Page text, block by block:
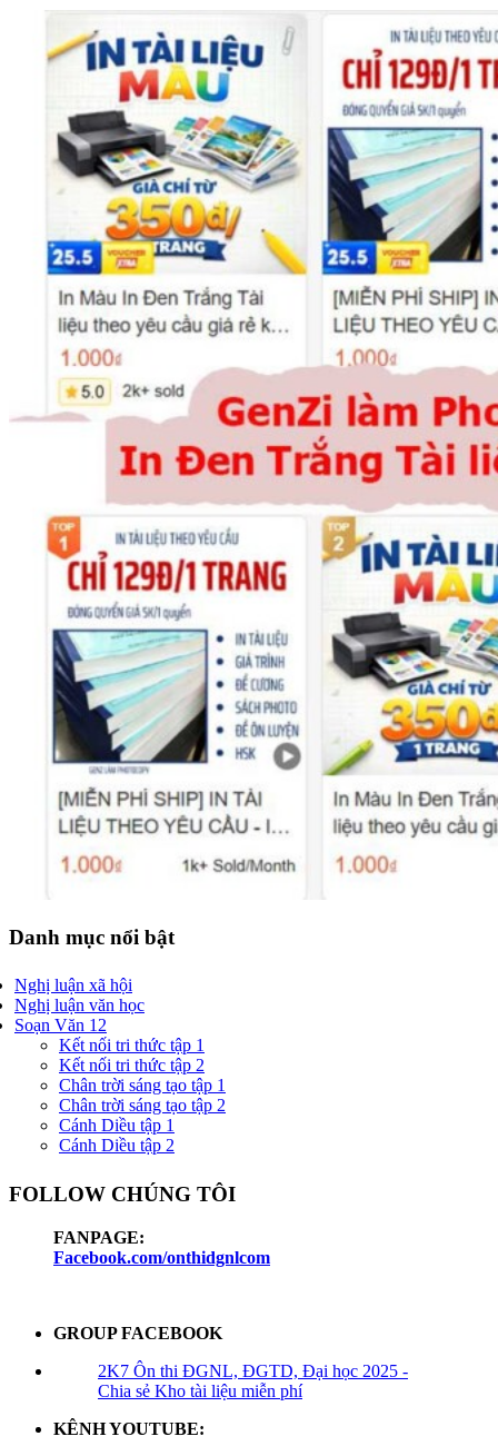
Danh mục nổi bật
Nghị luận xã hội
Nghị luận văn học
Soạn Văn 12
Kết nối tri thức tập 1
Kết nối tri thức tập 2
Chân trời sáng tạo tập 1
Chân trời sáng tạo tập 2
Cánh Diều tập 1
Cánh Diều tập 2
FOLLOW CHÚNG TÔI
FANPAGE:
Facebook.com/onthidgnlcom
GROUP FACEBOOK
2K7 Ôn thi ĐGNL, ĐGTD, Đại học 2025 -
Chia sẻ Kho tài liệu miễn phí
KÊNH YOUTUBE: